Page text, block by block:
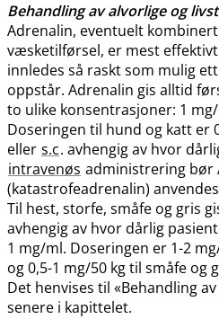
Behandling av alvorlige og
Adrenalin, eventuelt
væsketilførsel, er mest
innledes så raskt som mulig
oppstår. Adrenalin gis alltid
to ulike konsentrasjoner: 1
Doseringen til hund og katt er
eller s.c. avhengig av hvor
intravenøs administrering bør
(katastrofeadrenalin)
Til hest, storfe, småfe og gris
avhengig av hvor dårlig
1 mg​/​ml. Doseringen er 1-2
og 0,5-1 mg/50 kg til småfe og
Det henvises til «Behandling
senere i kapittelet.